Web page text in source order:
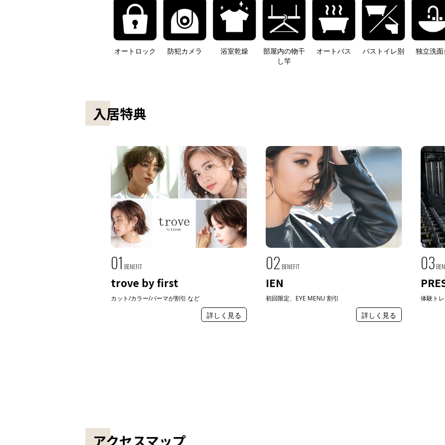
オートロック 防犯カメラ 浴室乾燥
部屋内の物干
し竿
オートバス バストイレ別 独立洗
入居特典
01 BENEFIT
trove by first
カット/カラー/パーマが割引 など
詳しく見る
02 BENEFIT
IEN
初回限定、EYE MENU 割引
詳しく見る
03
体験ト
アクセスマップ